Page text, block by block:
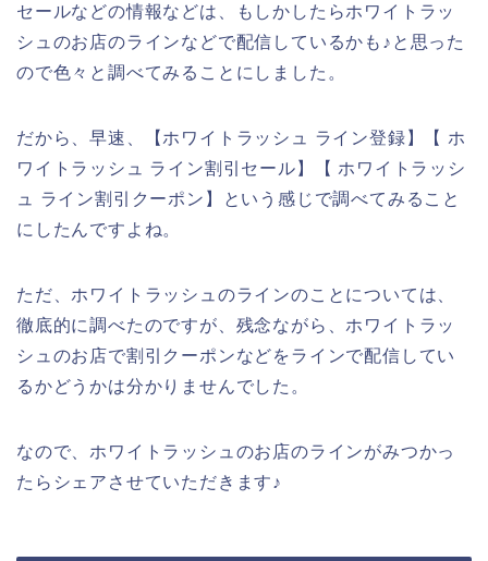
セールなどの情報などは、もしかしたらホワイトラッ
シュのお店のラインなどで配信しているかも♪と思った
ので色々と調べてみることにしました。
だから、早速、【ホワイトラッシュ ライン登録】【 ホ
ワイトラッシュ ライン割引セール】【 ホワイトラッシ
ュ ライン割引クーポン】という感じで調べてみること
にしたんですよね。
ただ、ホワイトラッシュのラインのことについては、
徹底的に調べたのですが、残念ながら、ホワイトラッ
シュのお店で割引クーポンなどをラインで配信してい
るかどうかは分かりませんでした。
なので、ホワイトラッシュのお店のラインがみつかっ
たらシェアさせていただきます♪